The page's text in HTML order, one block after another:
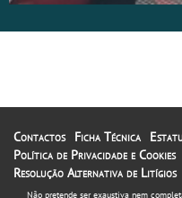
Contactos Ficha Técnica
Política de Privacidade e Cookies
Resolução Alternativa de Litígios
Não pretende ser exaustiva nem